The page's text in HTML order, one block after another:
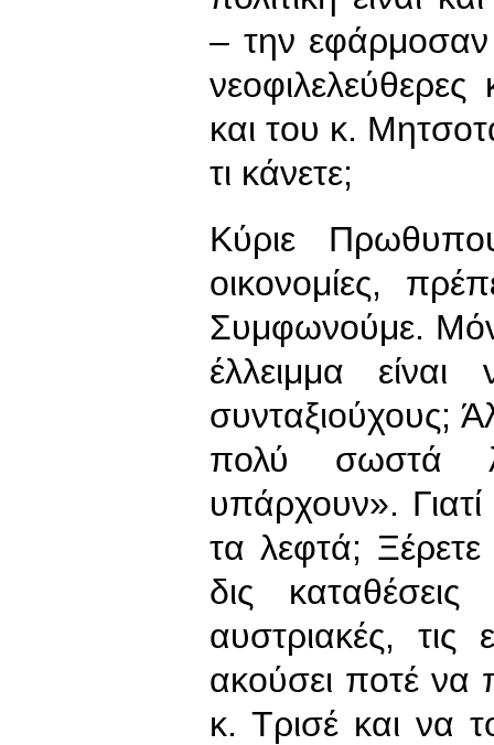
– την
και του κ.
τι κάνετε;
Κύριε
οικονομίες,
Συμφωνούμε.
έλλειμμα
συνταξιούχους;
πολύ σωστά
υπάρχουν».
τα λεφτά; Ξέρετε
δις καταθέσεις
αυστριακές,
ακούσει ποτέ να
κ. Τρισέ και να